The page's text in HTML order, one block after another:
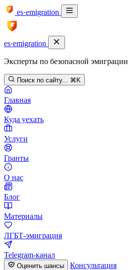
es·emigration
es·emigration
Эксперты по безопасной эмиграции
Поиск по сайту... ⌘K
Главная
Куда уехать
Услуги
Гранты
О нас
Блог
Материалы
ЛГБТ-эмиграция
Telegram-канал
Оценить шансы Консультация